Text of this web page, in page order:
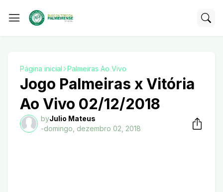
Página inicial Palmeiras Ao Vivo
Jogo Palmeiras x Vitória
Ao Vivo 02/12/2018
byJulio Mateus
-domingo, dezembro 02, 2018